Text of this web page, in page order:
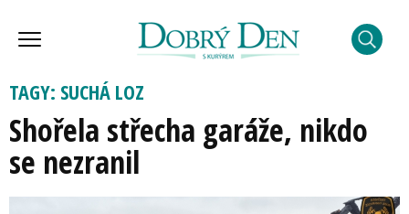
TAGY: SUCHÁ LOZ
Shořela střecha garáže, nikdo
se nezranil